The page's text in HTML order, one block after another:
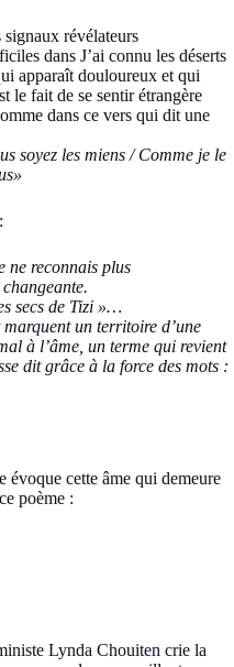
signaux révélateurs
dans J’ai connu les déserts
apparaît douloureux et qui
le fait de se sentir étrangère
dans ce vers qui dit une
soyez les miens / Comme je le
ne reconnais plus
secs de Tizi »…
un territoire d’une
à l’âme, un terme qui revient
dit grâce à la force des mots :
évoque cette âme qui demeure
poème :
Lynda Chouiten crie la